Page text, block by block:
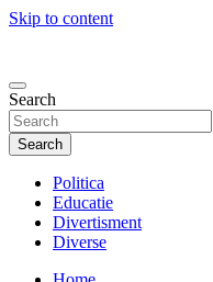
Skip to content
Search
Search
Politica
Educatie
Divertisment
Diverse